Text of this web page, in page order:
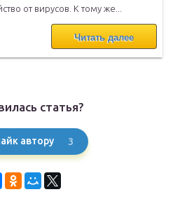
от вирусов. К тому же...
Читать далее
статья?
автору 3